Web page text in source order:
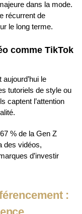
dans la mode.
récurrent de
le long terme.
comme TikTok
le
tutoriels de style ou
captent l’attention
% de la Gen Z
des vidéos,
d’investir
: